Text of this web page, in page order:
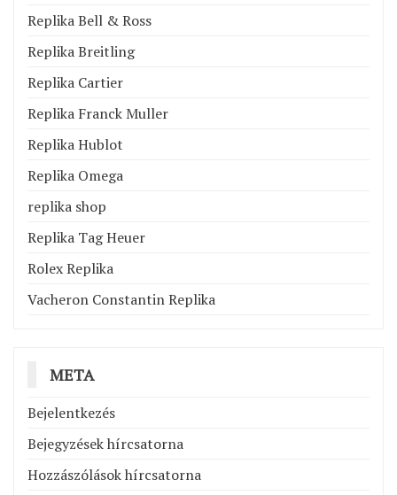
Replika Bell & Ross
Replika Breitling
Replika Cartier
Replika Franck Muller
Replika Hublot
Replika Omega
replika shop
Replika Tag Heuer
Rolex Replika
Vacheron Constantin Replika
META
Bejelentkezés
Bejegyzések hírcsatorna
Hozzászólások hírcsatorna